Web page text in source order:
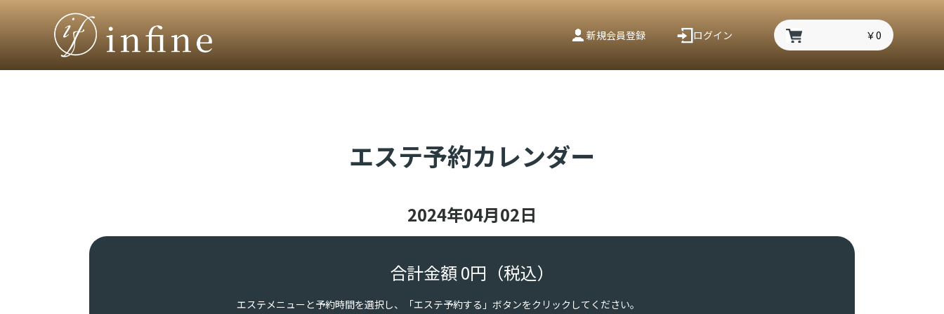
新規会員登録 ログイン ￥0
エステ予約カレンダー
2024年04月02日
合計金額 0円 （税込）
エステメニューと予約時間を選択し、「エステ予約する」ボタンをクリックしてください。